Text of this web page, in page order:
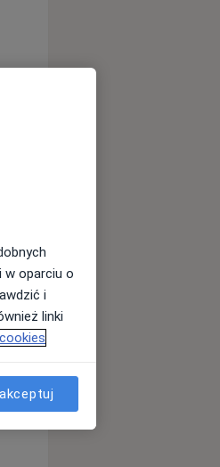
w oparciu o
i
linki